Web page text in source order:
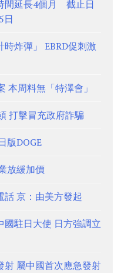
間延長4個月 截止日
日
炸彈」 EBRD促刺激
本周料無「特澤會」
打擊冒充政府詐騙
版DOGE
放緩加價
話 京：由美方發起
國駐日大使 日方強調立
射 屬中國首次應急發射